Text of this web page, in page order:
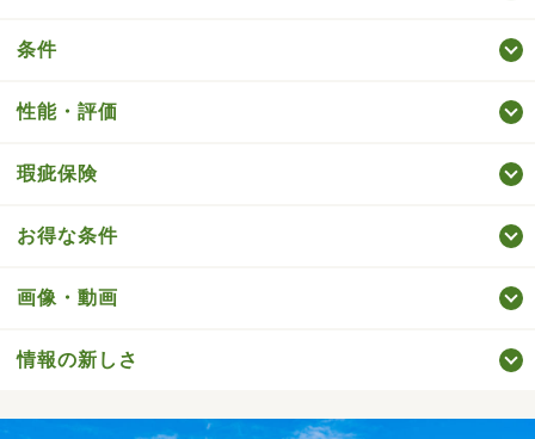
条件
性能・評価
瑕疵保険
お得な条件
画像・動画
情報の新しさ